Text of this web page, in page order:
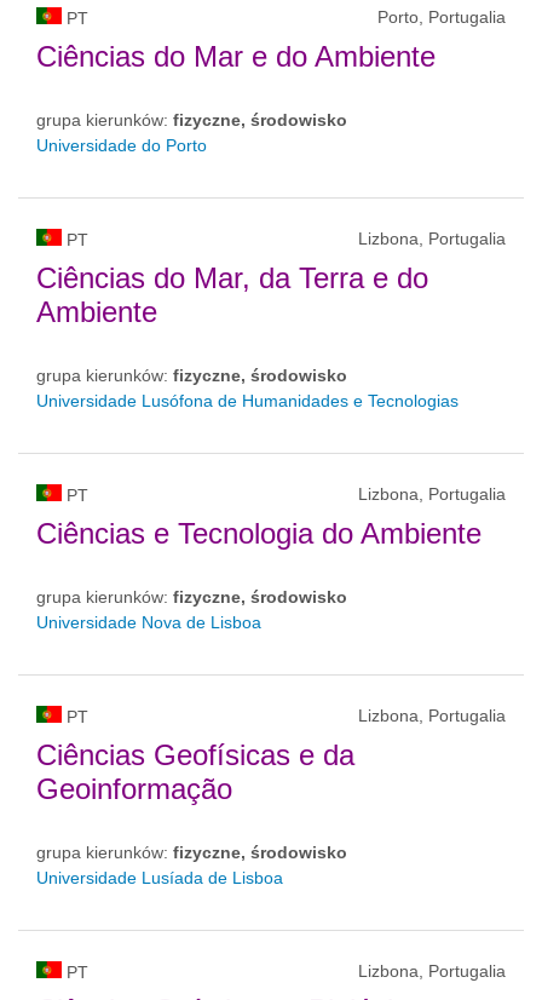
PT Porto, Portugalia
Ciências do Mar e do Ambiente
grupa kierunków: fizyczne, środowisko
Universidade do Porto
PT Lizbona, Portugalia
Ciências do Mar, da Terra e do
Ambiente
grupa kierunków: fizyczne, środowisko
Universidade Lusófona de Humanidades e Tecnologias
PT Lizbona, Portugalia
Ciências e Tecnologia do Ambiente
grupa kierunków: fizyczne, środowisko
Universidade Nova de Lisboa
PT Lizbona, Portugalia
Ciências Geofísicas e da
Geoinformação
grupa kierunków: fizyczne, środowisko
Universidade Lusíada de Lisboa
PT Lizbona, Portugalia